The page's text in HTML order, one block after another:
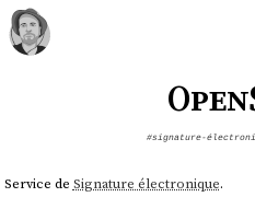
#signature-
Service de Signature électronique.